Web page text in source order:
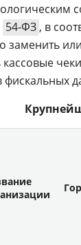
54-ФЗ , в
заменить
чеки
фискальных